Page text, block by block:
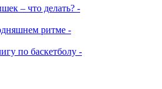
– что делать? -
ритме -
по баскетболу -